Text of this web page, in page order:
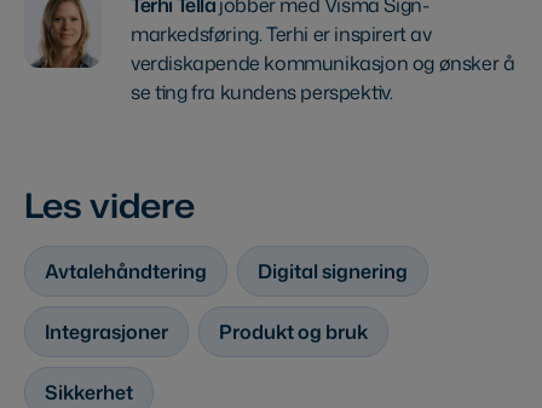
markedsføring. Terhi er inspirert av
verdiskapende kommunikasjon og ønsker å
se ting fra kundens perspektiv.
Les videre
Avtalehåndtering Digital signering
Integrasjoner Produkt og bruk
Sikkerhet